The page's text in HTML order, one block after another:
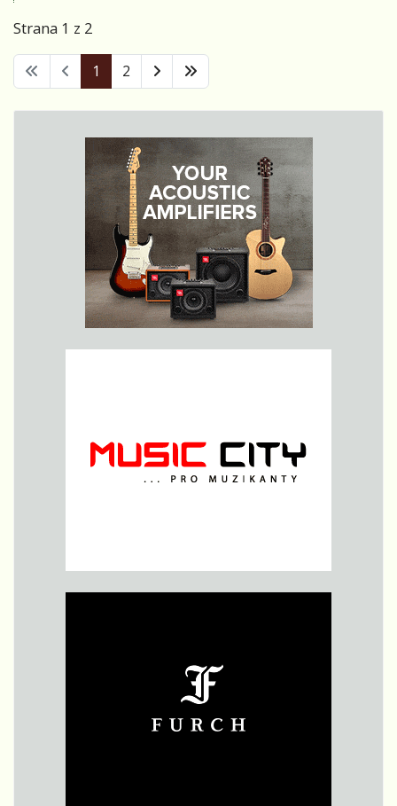
Písnička je
připravena
pro
retrospektivní
album, které
ponese jméno
Starý
Kortykoid.
Strana 1 z 2
1 2